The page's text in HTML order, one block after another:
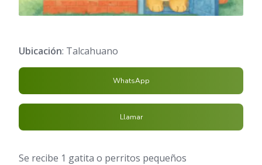
Ubicación: Talcahuano
WhatsApp
Llamar
Se recibe 1 gatita o perritos pequeños